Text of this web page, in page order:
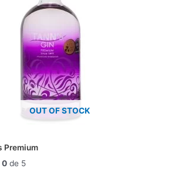
OUT OF STOCK
Premium
0de 5